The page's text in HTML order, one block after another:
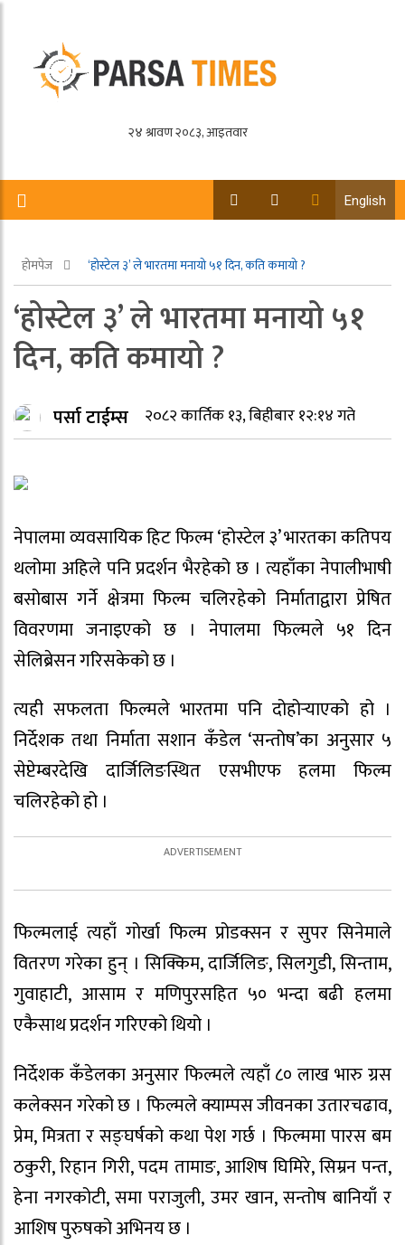
English
होमपेज ‘होस्टेल ३’ ले भारतमा मनायो ५१ दिन, कति कमायो ?
‘होस्टेल ३’ ले भारतमा मनायो ५१
दिन, कति कमायो ?
पर्सा टाईम्स २०८२ कार्तिक १३, बिहीबार १२:१४ गते
नेपालमा व्यवसायिक हिट फिल्म ‘होस्टेल ३’ भारतका कतिपय
थलोमा अहिले पनि प्रदर्शन भैरहेको छ । त्यहाँका नेपालीभाषी
बसोबास गर्ने क्षेत्रमा फिल्म चलिरहेको निर्माताद्वारा प्रेषित
विवरणमा जनाइएको छ । नेपालमा फिल्मले ५१ दिन
सेलिब्रेसन गरिसकेको छ ।
त्यही सफलता फिल्मले भारतमा पनि दोहोर्‍याएको हो ।
निर्देशक तथा निर्माता सशान कँडेल ‘सन्तोष’का अनुसार ५
सेप्टेम्बरदेखि दार्जिलिङस्थित एसभीएफ हलमा फिल्म
चलिरहेको हो ।
फिल्मलाई त्यहाँ गोर्खा फिल्म प्रोडक्सन र सुपर सिनेमाले
वितरण गरेका हुन् । सिक्किम, दार्जिलिङ, सिलगुडी, सिन्ताम,
गुवाहाटी, आसाम र मणिपुरसहित ५० भन्दा बढी हलमा
एकैसाथ प्रदर्शन गरिएको थियो ।
निर्देशक कँडेलका अनुसार फिल्मले त्यहाँ ८० लाख भारु ग्रस
कलेक्सन गरेको छ । फिल्मले क्याम्पस जीवनका उतारचढाव,
प्रेम, मित्रता र सङ्घर्षको कथा पेश गर्छ । फिल्ममा पारस बम
ठकुरी, रिहान गिरी, पदम तामाङ, आशिष घिमिरे, सिम्रन पन्त,
हेना नगरकोटी, समा पराजुली, उमर खान, सन्तोष बानियाँ र
आशिष पुरुषको अभिनय छ ।